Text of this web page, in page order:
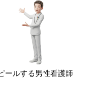
ールする男性看護師